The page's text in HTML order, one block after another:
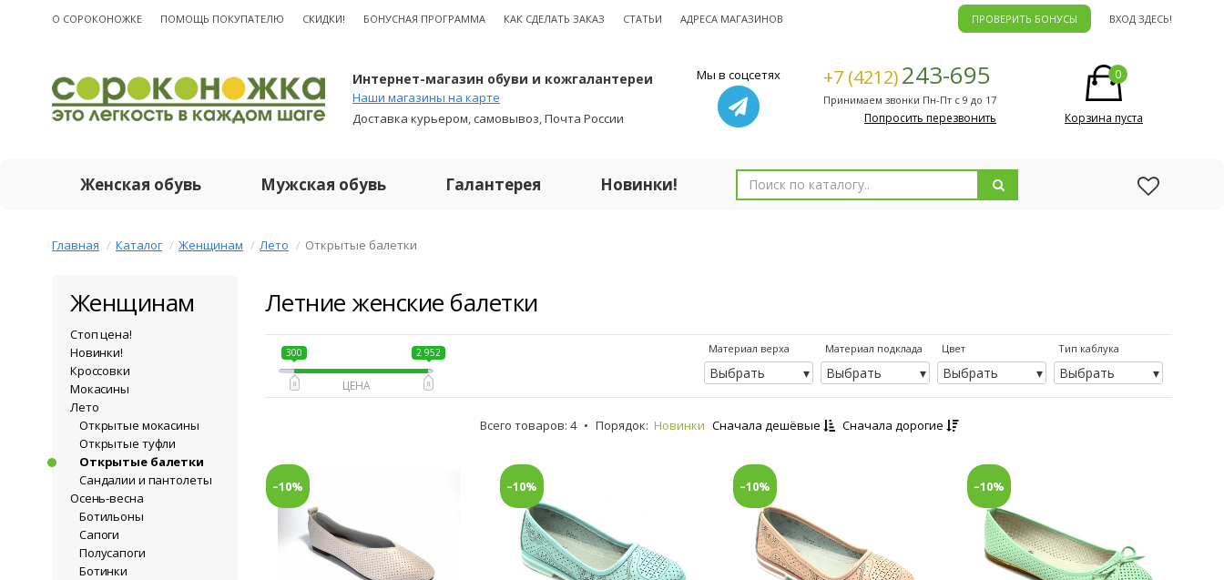
О CОРОКОНОЖКЕ ПОМОЩЬ ПОКУПАТЕЛЮ СКИДКИ! БОНУСНАЯ ПРОГРАММА КАК СДЕЛАТЬ ЗАКАЗ СТАТЬИ АДРЕСА МАГАЗИНОВ ПРОВЕРИТЬ БОНУСЫ ВХОД ЗДЕСЬ!
Интернет-магазин обуви и кожгалантереи
Наши магазины на карте
Доставка курьером, самовывоз, Почта России
Мы в соцсетях +7 (4212)243-695
Принимаем звонки Пн-Пт с 9 до 17
Попросить перезвонить
0
Корзина пуста
Женская обувь Мужская обувь Галантерея Новинки!
Главная Каталог Женщинам Лето Открытые балетки
Женщинам
Стоп цена!
Новинки!
Кроссовки
Мокасины
Лето
Открытые мокасины
Открытые туфли
Открытые балетки
Сандалии и пантолеты
Осень-весна
Ботильоны
Сапоги
Полусапоги
Ботинки
Летние женские балетки
300 2 952 Материал верха
Выбрать
Материал подклада
Выбрать
Цвет
Выбрать
Тип каблука
Выбрать
Всего товаров: 4 • Порядок: Новинки Сначала дешёвые Сначала дорогие
–10% –10% –10% –10%